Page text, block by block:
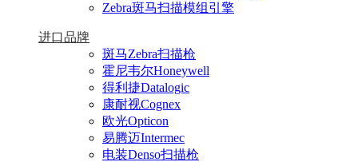
Zebra斑马扫描模组引擎
进口品牌
斑马Zebra扫描枪
霍尼韦尔Honeywell
得利捷Datalogic
康耐视Cognex
欧光Opticon
易腾迈Intermec
电装Denso扫描枪